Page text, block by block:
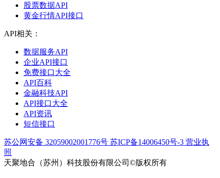
股票数据API
黄金行情API接口
API相关：
数据服务API
企业API接口
免费接口大全
API百科
金融科技API
API接口大全
API资讯
短信接口
苏公网安备 32059002001776号 苏ICP备14006450号-3 营业执
照
天聚地合（苏州）科技股份有限公司©版权所有